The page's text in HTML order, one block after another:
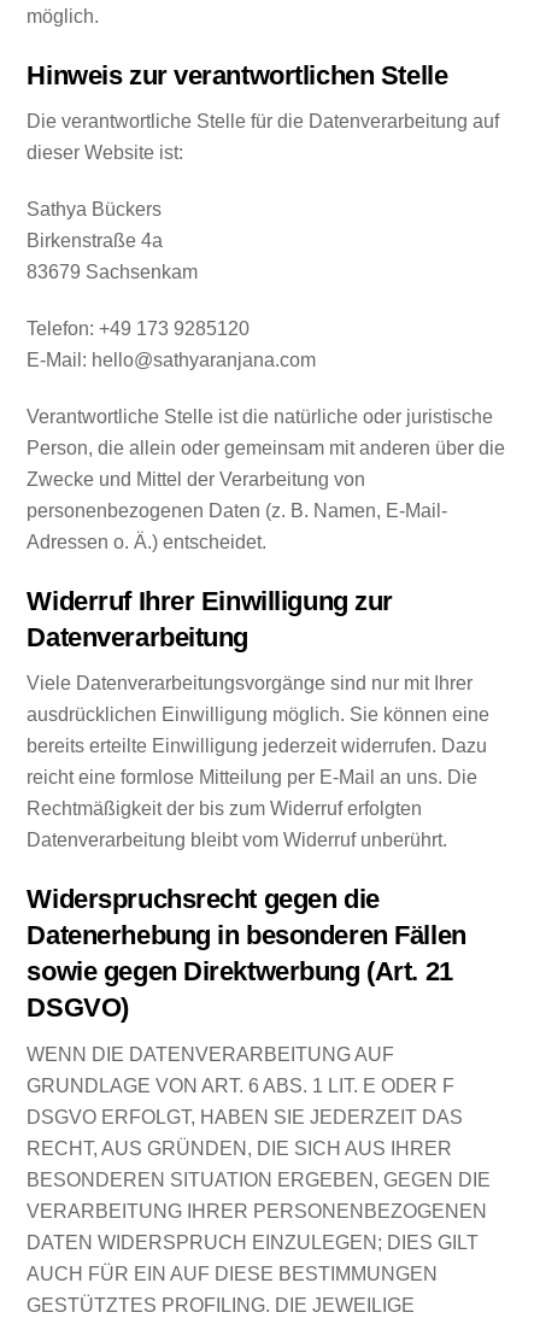
möglich.
Hinweis zur verantwortlichen Stelle
Die verantwortliche Stelle für die Datenverarbeitung auf
dieser Website ist:
Sathya Bückers
Birkenstraße 4a
83679 Sachsenkam
Telefon: +49 173 9285120‬
E-Mail: hello@sathyaranjana.com
Verantwortliche Stelle ist die natürliche oder juristische
Person, die allein oder gemeinsam mit anderen über die
Zwecke und Mittel der Verarbeitung von
personenbezogenen Daten (z. B. Namen, E-Mail-
Adressen o. Ä.) entscheidet.
Widerruf Ihrer Einwilligung zur
Datenverarbeitung
Viele Datenverarbeitungsvorgänge sind nur mit Ihrer
ausdrücklichen Einwilligung möglich. Sie können eine
bereits erteilte Einwilligung jederzeit widerrufen. Dazu
reicht eine formlose Mitteilung per E-Mail an uns. Die
Rechtmäßigkeit der bis zum Widerruf erfolgten
Datenverarbeitung bleibt vom Widerruf unberührt.
Widerspruchsrecht gegen die
Datenerhebung in besonderen Fällen
sowie gegen Direktwerbung (Art. 21
DSGVO)
WENN DIE DATENVERARBEITUNG AUF
GRUNDLAGE VON ART. 6 ABS. 1 LIT. E ODER F
DSGVO ERFOLGT, HABEN SIE JEDERZEIT DAS
RECHT, AUS GRÜNDEN, DIE SICH AUS IHRER
BESONDEREN SITUATION ERGEBEN, GEGEN DIE
VERARBEITUNG IHRER PERSONENBEZOGENEN
DATEN WIDERSPRUCH EINZULEGEN; DIES GILT
AUCH FÜR EIN AUF DIESE BESTIMMUNGEN
GESTÜTZTES PROFILING. DIE JEWEILIGE